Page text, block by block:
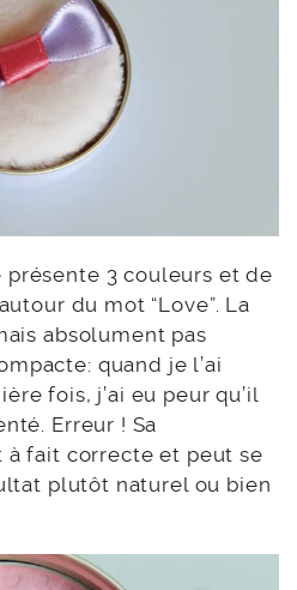
présente 3 couleurs et de
du mot “Love”. La
absolument pas
quand je l’ai
fois, j’ai eu peur qu’il
Erreur ! Sa
fait correcte et peut se
plutôt naturel ou bien